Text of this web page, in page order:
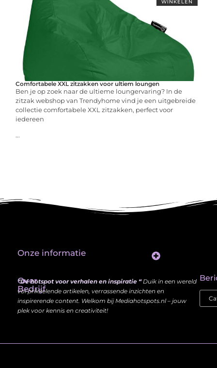
WINKELEN
Comfortabele XXL zitzakken voor ultiem loungen
Ben je op zoek naar de ultieme loungervaring? In de
zitzak webshop van Trendyhome vind je een uitgebreide
collectie comfortabele XXL zitzakken, perfect voor
iedereen
...
Over
Bedrijf
“Dé hotspot voor verhalen en inspiratie “Duik in een wereld
vol prikkelende artikelen, verrassende inzichten en
inspirerende content. Welkom bij Mediahotspots.nl – jouw
plek voor kennis en creativiteit!
Onze informatie